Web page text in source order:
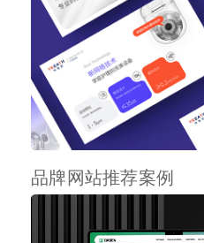
品牌网站推荐案例